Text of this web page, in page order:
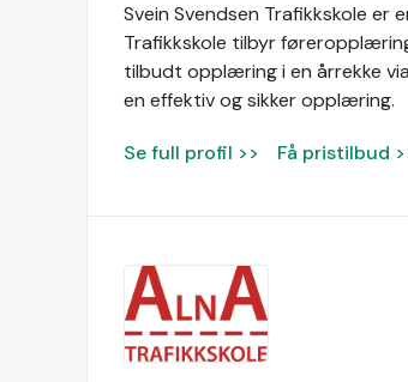
Svein Svendsen Trafikkskole er
Trafikkskole tilbyr
tilbudt opplæring i en årrekke
en effektiv og sikker opplæring.
Se full profil >> Få pristilbud